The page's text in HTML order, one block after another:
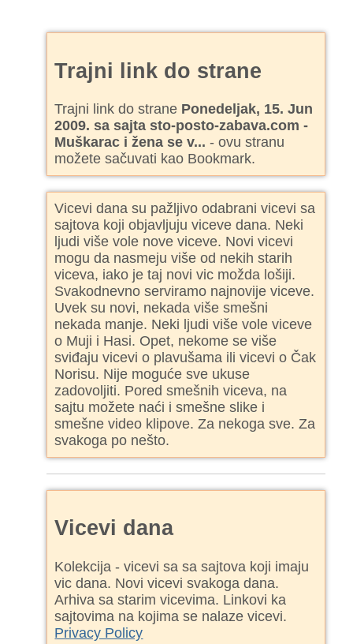
Trajni link do strane
Trajni link do strane Ponedeljak, 15. Jun
2009. sa sajta sto-posto-zabava.com -
Muškarac i žena se v... - ovu stranu
možete sačuvati kao Bookmark.
Vicevi dana su pažljivo odabrani vicevi sa
sajtova koji objavljuju viceve dana. Neki
ljudi više vole nove viceve. Novi vicevi
mogu da nasmeju više od nekih starih
viceva, iako je taj novi vic možda lošiji.
Svakodnevno serviramo najnovije viceve.
Uvek su novi, nekada više smešni
nekada manje. Neki ljudi više vole viceve
o Muji i Hasi. Opet, nekome se više
sviđaju vicevi o plavušama ili vicevi o Čak
Norisu. Nije moguće sve ukuse
zadovoljiti. Pored smešnih viceva, na
sajtu možete naći i smešne slike i
smešne video klipove. Za nekoga sve. Za
svakoga po nešto.
Vicevi dana
Kolekcija - vicevi sa sa sajtova koji imaju
vic dana. Novi vicevi svakoga dana.
Arhiva sa starim vicevima. Linkovi ka
sajtovima na kojima se nalaze vicevi.
Privacy Policy